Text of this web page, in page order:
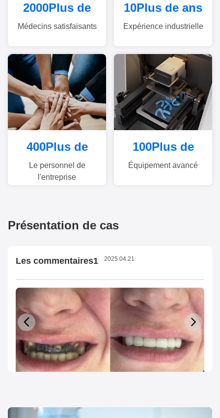
2000Plus de
Médecins satisfaisants
10Plus de ans
Expérience industrielle
400Plus de
Le personnel de
l'entreprise
100Plus de
Équipement avancé
Présentation de cas
Les commentaires1 2025.04.21